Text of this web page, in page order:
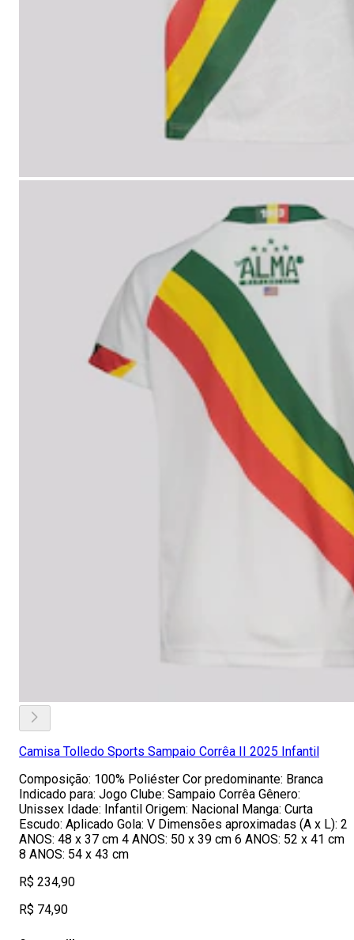
Camisa Tolledo Sports Sampaio Corrêa II 2025 Infantil
Composição: 100% Poliéster Cor predominante: Branca
Indicado para: Jogo Clube: Sampaio Corrêa Gênero:
Unissex Idade: Infantil Origem: Nacional Manga: Curta
Escudo: Aplicado Gola: V Dimensões aproximadas (A x L): 2
ANOS: 48 x 37 cm 4 ANOS: 50 x 39 cm 6 ANOS: 52 x 41 cm
8 ANOS: 54 x 43 cm
R$ 234,90
R$ 74,90